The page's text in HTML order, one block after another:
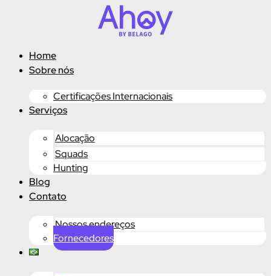
conteúdoHome
Sobre nós
Certificações Internacionais
Serviços
Alocação
Squads
Hunting
Blog
Contato
Nossos endereços
Fornecedores